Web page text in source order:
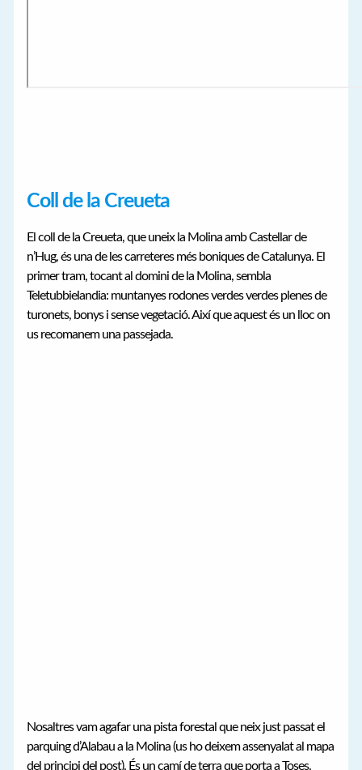
Coll de la Creueta
El coll de la Creueta, que uneix la Molina amb Castellar de
n’Hug, és una de les carreteres més boniques de Catalunya. El
primer tram, tocant al domini de la Molina, sembla
Teletubbielandia: muntanyes rodones verdes verdes plenes de
turonets, bonys i sense vegetació. Així que aquest és un lloc on
us recomanem una passejada.
Nosaltres vam agafar una pista forestal que neix just passat el
parquing d’Alabau a la Molina (us ho deixem assenyalat al mapa
del principi del post). És un camí de terra que porta a Toses.